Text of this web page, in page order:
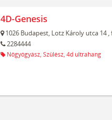
4D-Genesis
1026 Budapest, Lotz Károly utca 14,
2284444
Nőgyógyász, Szülész, 4d ultrahang